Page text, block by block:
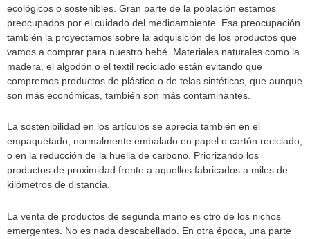
ecológicos o sostenibles. Gran parte de la población estamos
preocupados por el cuidado del medioambiente. Esa preocupación
también la proyectamos sobre la adquisición de los productos que
vamos a comprar para nuestro bebé. Materiales naturales como la
madera, el algodón o el textil reciclado están evitando que
compremos productos de plástico o de telas sintéticas, que aunque
son más económicas, también son más contaminantes.
La sostenibilidad en los artículos se aprecia también en el
empaquetado, normalmente embalado en papel o cartón reciclado,
o en la reducción de la huella de carbono. Priorizando los
productos de proximidad frente a aquellos fabricados a miles de
kilómetros de distancia.
La venta de productos de segunda mano es otro de los nichos
emergentes. No es nada descabellado. En otra época, una parte